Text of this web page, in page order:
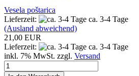
Vesela poštarica
Lieferzeit:
ca. 3-4 Tage
(Ausland abweichend)
21,00 EUR
Lieferzeit:
ca. 3-4 Tage
inkl. 7% MwSt. zzgl. Versand